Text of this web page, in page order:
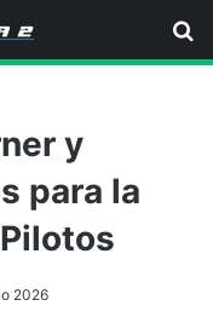
y
para la
2026